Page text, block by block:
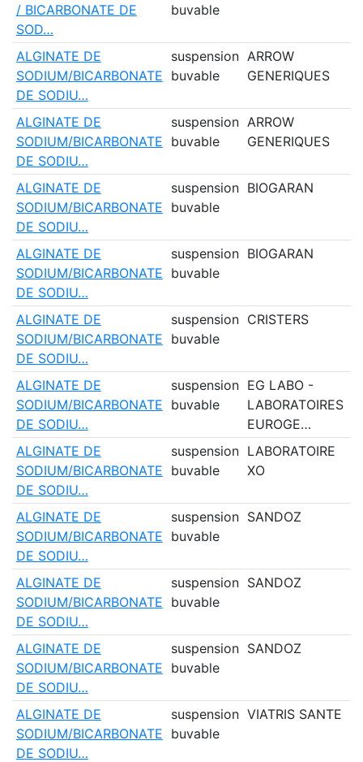
/ BICARBONATE DE
SOD…
buvable
ALGINATE DE
SODIUM/BICARBONATE
DE SODIU…
suspension
buvable
ARROW
GENERIQUES
ALGINATE DE
SODIUM/BICARBONATE
DE SODIU…
suspension
buvable
ARROW
GENERIQUES
ALGINATE DE
SODIUM/BICARBONATE
DE SODIU…
suspension
buvable
BIOGARAN
ALGINATE DE
SODIUM/BICARBONATE
DE SODIU…
suspension
buvable
BIOGARAN
ALGINATE DE
SODIUM/BICARBONATE
DE SODIU…
suspension
buvable
CRISTERS
ALGINATE DE
SODIUM/BICARBONATE
DE SODIU…
suspension
buvable
EG LABO -
LABORATOIRES
EUROGE…
ALGINATE DE
SODIUM/BICARBONATE
DE SODIU…
suspension
buvable
LABORATOIRE
XO
ALGINATE DE
SODIUM/BICARBONATE
DE SODIU…
suspension
buvable
SANDOZ
ALGINATE DE
SODIUM/BICARBONATE
DE SODIU…
suspension
buvable
SANDOZ
ALGINATE DE
SODIUM/BICARBONATE
DE SODIU…
suspension
buvable
SANDOZ
ALGINATE DE
SODIUM/BICARBONATE
DE SODIU…
suspension
buvable
VIATRIS SANTE